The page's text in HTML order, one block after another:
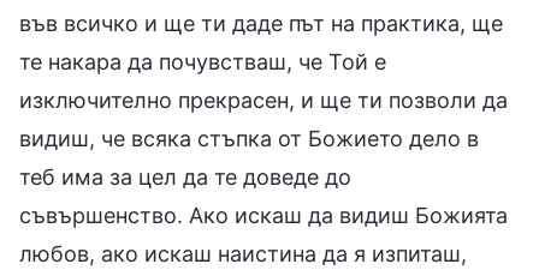
във всичко и ще ти даде път на практика, ще
те накара да почувстваш, че Той е
изключително прекрасен, и ще ти позволи да
видиш, че всяка стъпка от Божието дело в
теб има за цел да те доведе до
съвършенство. Ако искаш да видиш Божията
любов, ако искаш наистина да я изпиташ,